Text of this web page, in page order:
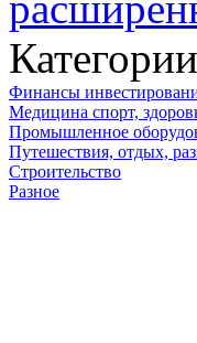
Финансы
Медицина спорт,
Промышленное
Путешествия, отдых,
Строительство
Разное